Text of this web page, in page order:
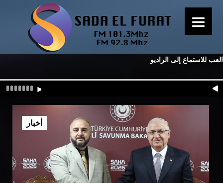
العب للاستماع إلى الراديو
أخبار